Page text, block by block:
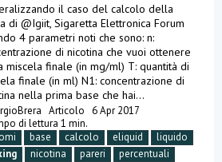
il caso del calcolo della
di @Igiit, Sigaretta Elettronica Forum
4 parametri noti che sono: n:
di nicotina che vuoi ottenere
miscela finale (in mg/ml) T: quantità di
finale (in ml) N1: concentrazione di
nella prima base che hai...
Articolo 6 Apr 2017
di lettura 1 min.
base calcolo eliquid
liquido
nicotina pareri
percentuali